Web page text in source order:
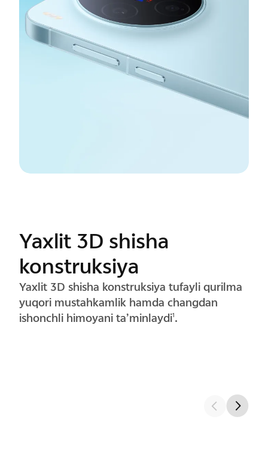
Minimalistik yumaloq
dizayn
Yumaloq dizayn shaklni soddalashtirib,
kamera moduli va korpusni uyg‘un tarzda
yagona nafis butunlikka birlashtiradi.